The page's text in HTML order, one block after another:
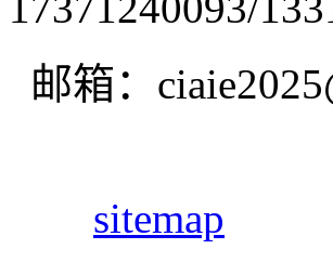
邮箱：
sitemap